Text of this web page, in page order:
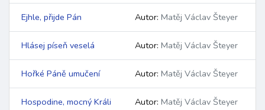
Ejhle, přijde Pán Autor: Matěj Václav Šteyer
Hlásej píseň veselá Autor: Matěj Václav Šteyer
Hořké Páně umučení Autor: Matěj Václav Šteyer
Hospodine, mocný Králi Autor: Matěj Václav Šteyer